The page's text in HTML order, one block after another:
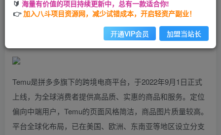
海外版拼多多Temu从零到一实践课，从入驻到运营的最全教
Temu是拼多多旗下的跨境电商平台，于2022年9月1日正式
上线，为全球消费者提供高品质、实惠的商品和服务。定位
偏向中端用户，Temu的页面风格简洁，商品图片质量较高。
平台全球化布局，已在美国、欧洲、东南亚等地区设立分支
🔰 海量有价值的项目持续更新中，总有一款适合你!
👉加入八斗项目资源网，减少试错成本，开启轻资产副业！
开通VIP会员 加盟当站长